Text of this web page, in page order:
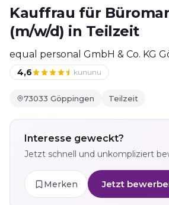
Kauffrau für
(m/w/d) in Teilzeit
equal personal GmbH & Co. KG
4,6 kununu
73033 Göppingen Teilzeit
Interesse geweckt?
Jetzt schnell und unkompliziert
Merken Jetzt